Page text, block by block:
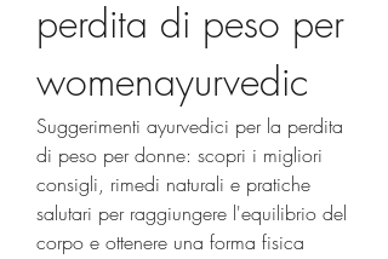
perdita di peso per
womenayurvedic
Suggerimenti ayurvedici per la perdita
di peso per donne: scopri i migliori
consigli, rimedi naturali e pratiche
salutari per raggiungere l'equilibrio del
corpo e ottenere una forma fisica